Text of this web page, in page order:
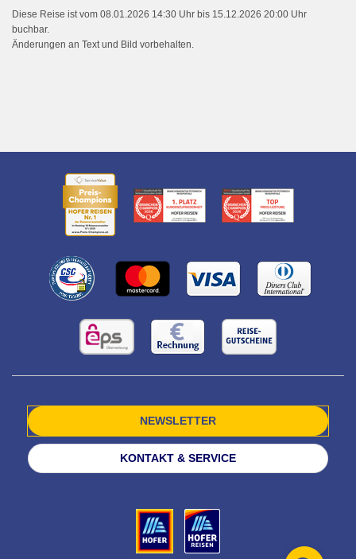
Diese Reise ist vom 08.01.2026 14:30 Uhr bis 15.12.2026 20:00 Uhr
buchbar.
Änderungen an Text und Bild vorbehalten.
NEWSLETTER
KONTAKT & SERVICE